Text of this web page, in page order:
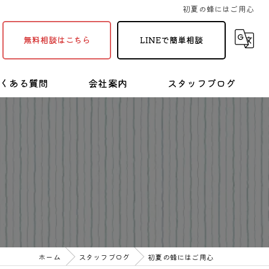
初夏の蜂にはご用心
無料相談はこちら LINEで簡単相談
ある質問 会社案内 スタッフブログ
ホーム スタッフブログ 初夏の蜂にはご用心